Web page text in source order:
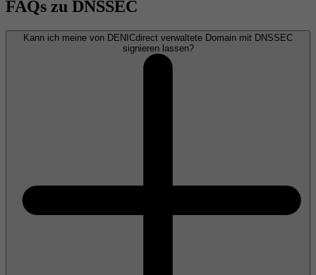
FAQs zu DNSSEC
Kann ich meine von DENICdirect verwaltete Domain mit DNSSEC
signieren lassen?